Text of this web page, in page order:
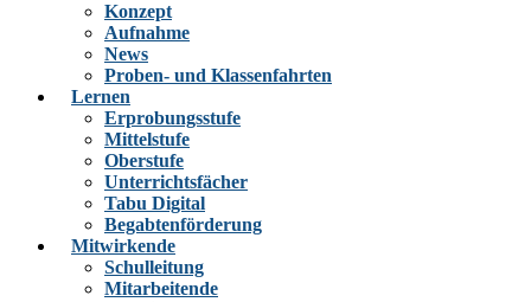
Konzept
Aufnahme
News
Proben- und Klassenfahrten
Lernen
Erprobungsstufe
Mittelstufe
Oberstufe
Unterrichtsfächer
Tabu Digital
Begabtenförderung
Mitwirkende
Schulleitung
Mitarbeitende